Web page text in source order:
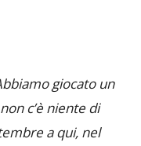
giocato un
c’è niente di
a qui, nel